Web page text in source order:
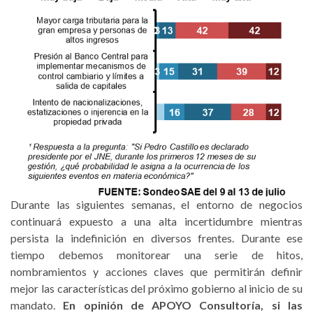
Durante las siguientes semanas, el entorno de negocios
continuará expuesto a una alta incertidumbre mientras
persista la indefinición en diversos frentes. Durante ese
tiempo debemos monitorear una serie de hitos,
nombramientos y acciones claves que permitirán definir
mejor las características del próximo gobierno al inicio de su
mandato. En opinión de APOYO Consultoría, si las